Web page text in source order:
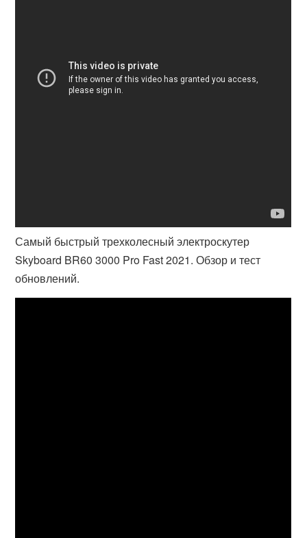
Самый быстрый трехколесный электроскутер
Skyboard BR60 3000 Pro Fast 2021. Обзор и тест
обновлений.